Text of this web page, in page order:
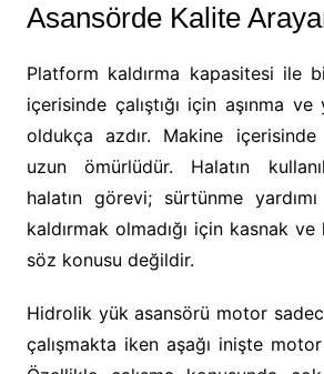
Asansörde Kalite
Platform kaldırma kapasitesi ile
içerisinde çalıştığı için aşınma ve
oldukça azdır. Makine içerisinde
uzun ömürlüdür. Halatın
halatın görevi; sürtünme
kaldırmak olmadığı için kasnak ve
söz konusu değildir.
Hidrolik yük asansörü motor
çalışmakta iken aşağı inişte motor